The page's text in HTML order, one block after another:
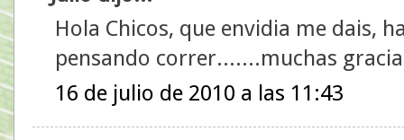
Hola Chicos, que envidia me dais,
pensando correr.......muchas
16 de julio de 2010 a las 11:43